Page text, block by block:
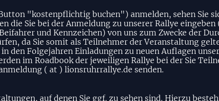
"kostenpflichtig buchen") anmelden, sehen Sie
die Sie bei der Anmeldung zu unserer Rallye
und Kennzeichen) von uns zum Zwecke der
da Sie somit als Teilnehmer der Veranstaltung
den Folgejahren Einladungen zu neuen Auflagen
im Roadbook der jeweiligen Rallye bei der Sie
( at ) lionsruhrrallye.de senden.
auf denen Sie ggf. zu sehen sind. Hierzu